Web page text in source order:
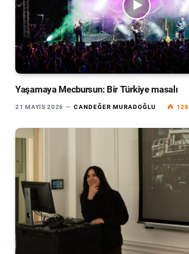
Yaşamaya Mecbursun: Bir Türkiye masalı
21 MAYIS 2026 CANDEĞER MURADOĞLU 128